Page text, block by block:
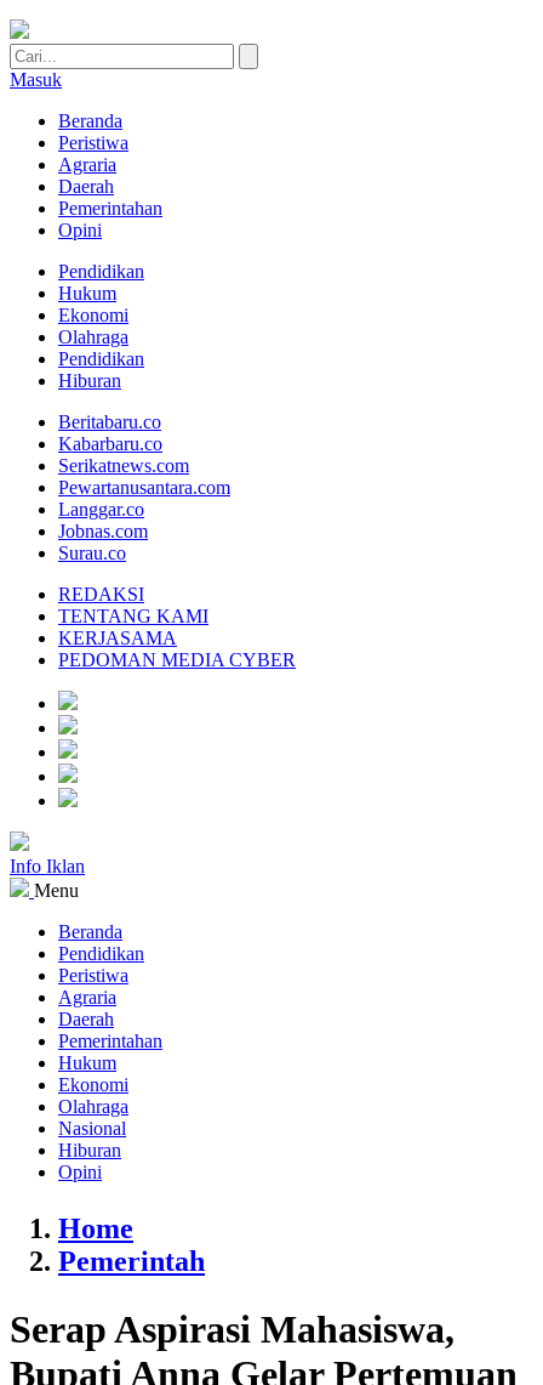
Masuk
Beranda
Peristiwa
Agraria
Daerah
Pemerintahan
Opini
Pendidikan
Hukum
Ekonomi
Olahraga
Pendidikan
Hiburan
Beritabaru.co
Kabarbaru.co
Serikatnews.com
Pewartanusantara.com
Langgar.co
Jobnas.com
Surau.co
REDAKSI
TENTANG KAMI
KERJASAMA
PEDOMAN MEDIA CYBER
Info Iklan
Menu
Beranda
Pendidikan
Peristiwa
Agraria
Daerah
Pemerintahan
Hukum
Ekonomi
Olahraga
Nasional
Hiburan
Opini
Home
Pemerintah
Serap Aspirasi Mahasiswa,
Bupati Anna Gelar Pertemuan